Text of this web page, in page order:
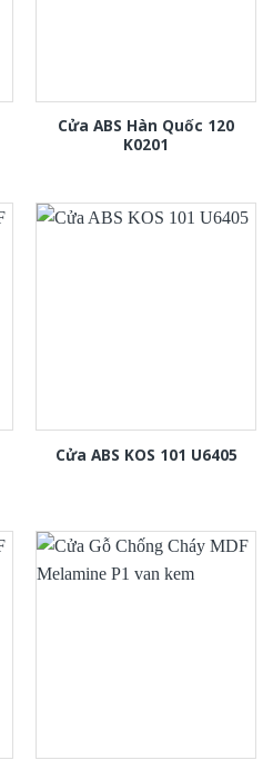
Cửa ABS Hàn Quốc 120
K0201
Cửa ABS KOS 101 U6405